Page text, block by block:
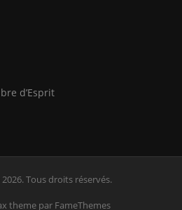
d’Esprit
Tous droits réservés.
themepar FameThemes